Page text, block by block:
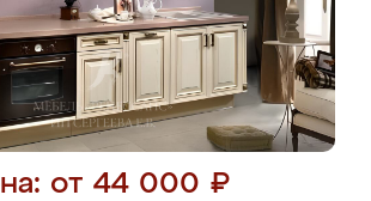
от 44 000 ₽